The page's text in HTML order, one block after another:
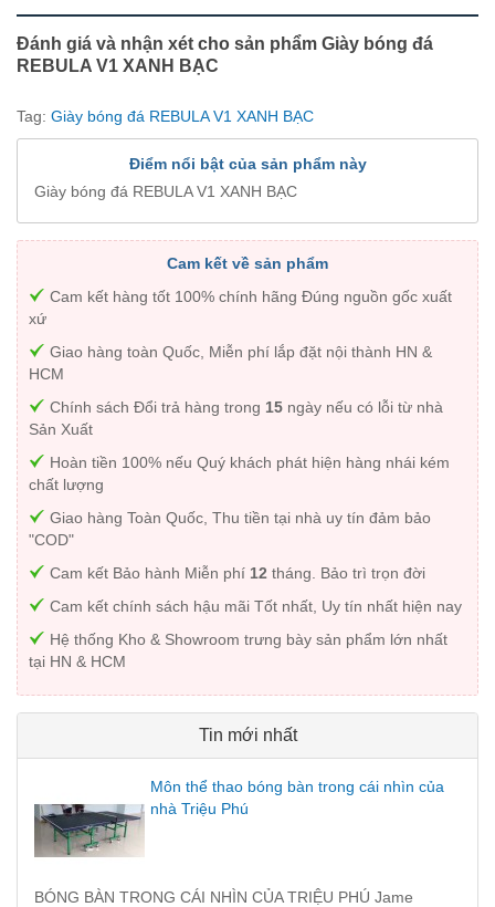
Đánh giá và nhận xét cho sản phẩm Giày bóng đá
REBULA V1 XANH BẠC
Tag: Giày bóng đá REBULA V1 XANH BẠC
Điểm nổi bật của sản phẩm này
Giày bóng đá REBULA V1 XANH BẠC
Cam kết về sản phẩm
Cam kết hàng tốt 100% chính hãng Đúng nguồn gốc xuất
xứ
Giao hàng toàn Quốc, Miễn phí lắp đặt nội thành HN &
HCM
Chính sách Đổi trả hàng trong 15 ngày nếu có lỗi từ nhà
Sản Xuất
Hoàn tiền 100% nếu Quý khách phát hiện hàng nhái kém
chất lượng
Giao hàng Toàn Quốc, Thu tiền tại nhà uy tín đảm bảo
"COD"
Cam kết Bảo hành Miễn phí 12 tháng. Bảo trì trọn đời
Cam kết chính sách hậu mãi Tốt nhất, Uy tín nhất hiện nay
Hệ thống Kho & Showroom trưng bày sản phẩm lớn nhất
tại HN & HCM
Tin mới nhất
Môn thể thao bóng bàn trong cái nhìn của
nhà Triệu Phú
BÓNG BÀN TRONG CÁI NHÌN CỦA TRIỆU PHÚ Jame